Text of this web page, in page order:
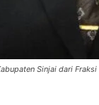
Sinjai dari